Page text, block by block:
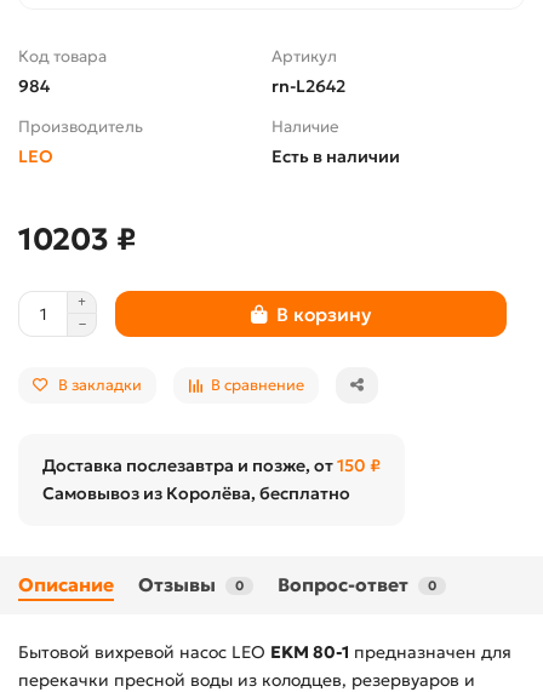
Код товара
984
Артикул
rn-L2642
Производитель
LEO
Наличие
Есть в наличии
10203 ₽
В корзину
В закладки В сравнение
Доставка послезавтра и позже, от150 ₽
Самовывоз из Королёва, бесплатно
Описание Отзывы 0 Вопрос-ответ 0
Бытовой вихревой насос LEO EKM 80-1 предназначен для
перекачки пресной воды из колодцев, резервуаров и